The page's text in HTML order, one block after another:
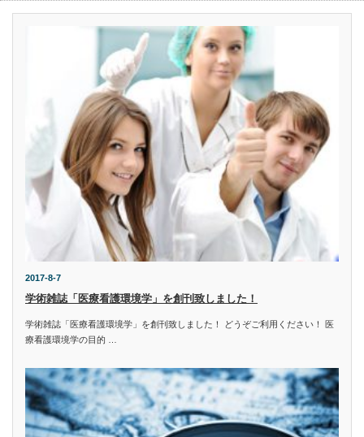
2017-8-7
学術雑誌「医療看護環境学」を創刊致しました！
学術雑誌「医療看護環境学」を創刊致しました！ どうぞご利用ください！ 医
療看護環境学の目的 …